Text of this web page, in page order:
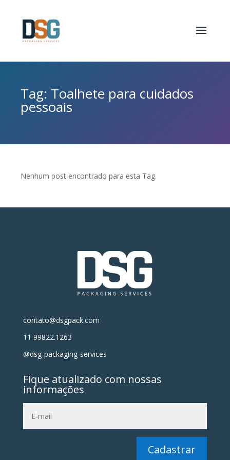
Tag: Toalhete para cuidados
pessoais
Nenhum post encontrado para esta Tag.
contato@dsgpack.com
11 99822.1263
@dsg-packaging-services
Fique atualizado com nossas
informações
Cadastrar